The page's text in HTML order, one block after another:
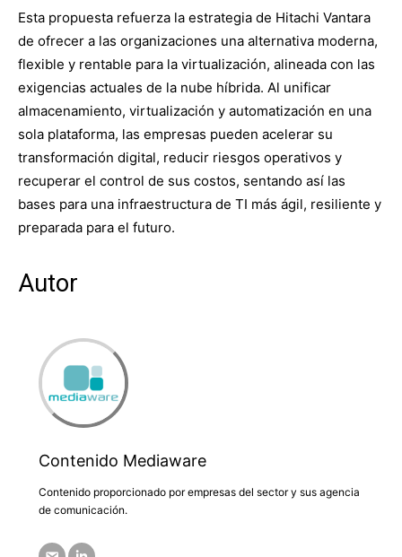
Esta propuesta refuerza la estrategia de Hitachi Vantara
de ofrecer a las organizaciones una alternativa moderna,
flexible y rentable para la virtualización, alineada con las
exigencias actuales de la nube híbrida. Al unificar
almacenamiento, virtualización y automatización en una
sola plataforma, las empresas pueden acelerar su
transformación digital, reducir riesgos operativos y
recuperar el control de sus costos, sentando así las
bases para una infraestructura de TI más ágil, resiliente y
preparada para el futuro.
Autor
Contenido Mediaware
Contenido proporcionado por empresas del sector y sus agencia
de comunicación.